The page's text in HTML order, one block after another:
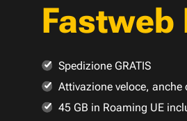
Fastweb
Spedizione GRATIS
Attivazione veloce, anche
45 GB in Roaming UE